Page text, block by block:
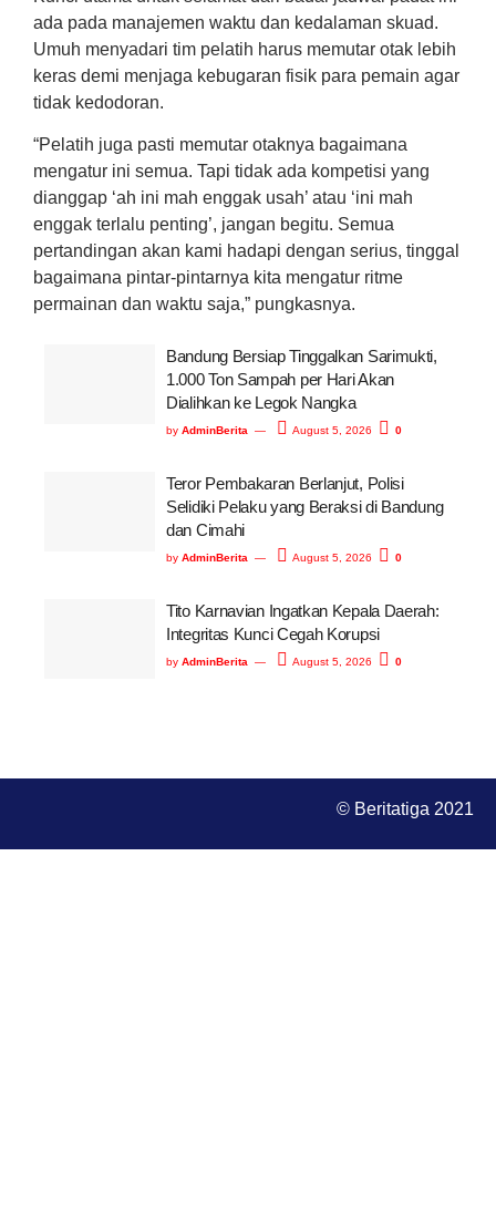
ada pada manajemen waktu dan kedalaman skuad.
Umuh menyadari tim pelatih harus memutar otak lebih
keras demi menjaga kebugaran fisik para pemain agar
tidak kedodoran.
“Pelatih juga pasti memutar otaknya bagaimana
mengatur ini semua. Tapi tidak ada kompetisi yang
dianggap ‘ah ini mah enggak usah’ atau ‘ini mah
enggak terlalu penting’, jangan begitu. Semua
pertandingan akan kami hadapi dengan serius, tinggal
bagaimana pintar-pintarnya kita mengatur ritme
permainan dan waktu saja,” pungkasnya.
Bandung Bersiap Tinggalkan Sarimukti,
1.000 Ton Sampah per Hari Akan
Dialihkan ke Legok Nangka
by AdminBerita August 5, 2026 0
Teror Pembakaran Berlanjut, Polisi
Selidiki Pelaku yang Beraksi di Bandung
dan Cimahi
by AdminBerita August 5, 2026 0
Tito Karnavian Ingatkan Kepala Daerah:
Integritas Kunci Cegah Korupsi
by AdminBerita August 5, 2026 0
© Beritatiga 2021